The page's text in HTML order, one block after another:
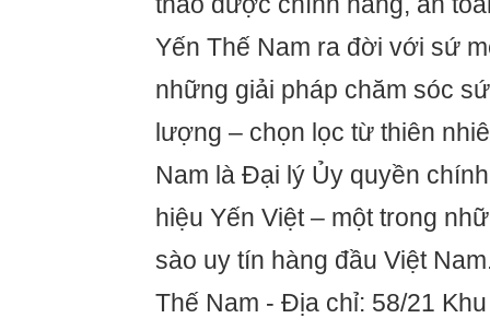
Yến Thế Nam ra đời với sứ
những giải pháp chăm sóc
lượng – chọn lọc từ thiên
Nam là Đại lý Ủy quyền
hiệu Yến Việt – một trong
sào uy tín hàng đầu Việt
Thế Nam - Địa chỉ: 58/21